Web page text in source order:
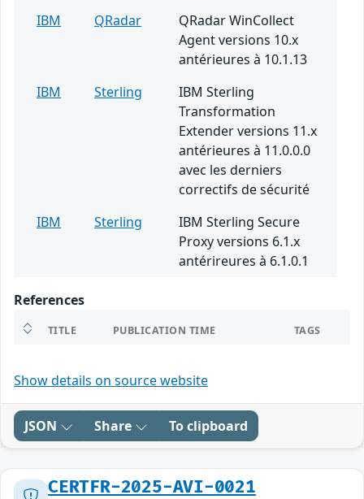
IBM
QRadar
QRadar WinCollect
Agent versions 10.x
antérieures à 10.1.13
IBM
Sterling
IBM Sterling
Transformation
Extender versions 11.x
antérieures à 11.0.0.0
avec les derniers
correctifs de sécurité
IBM
Sterling
IBM Sterling Secure
Proxy versions 6.1.x
antérireures à 6.1.0.1
References
TITLE PUBLICATION TIME TAGS
Show details on source website
JSON Share To clipboard
CERTFR-2025-AVI-0021